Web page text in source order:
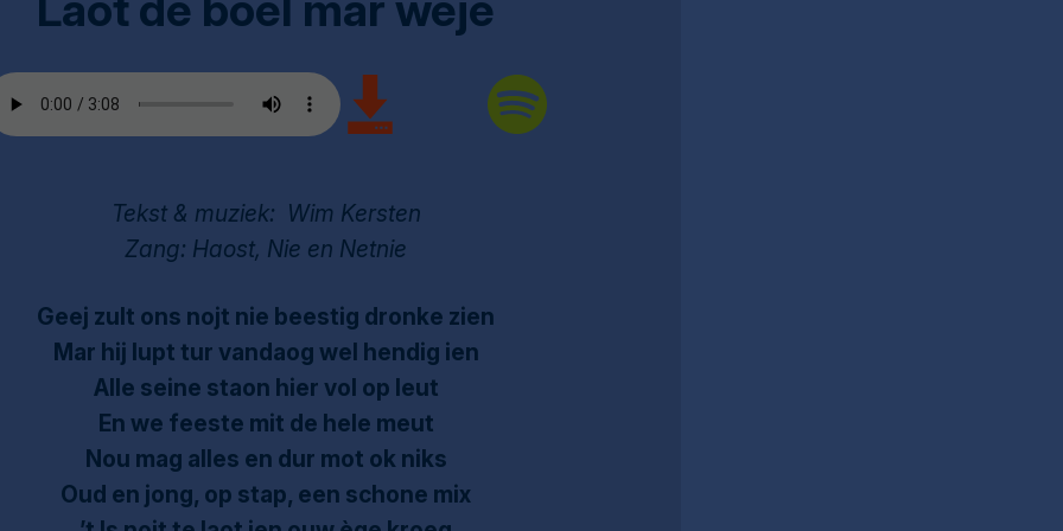
Tekst & muziek: Wim Kersten
Zang: Haost, Nie en Netnie
Geej zult ons nojt nie beestig dronke zien
Mar hij lupt tur vandaog wel hendig ien
Alle seine staon hier vol op leut
En we feeste mit de hele meut
Nou mag alles en dur mot ok niks
Oud en jong, op stap, een schone mix